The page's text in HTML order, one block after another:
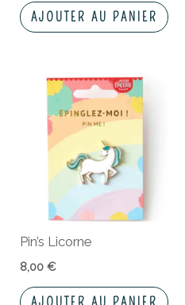
AJOUTER AU PANIER
Pin’s Licorne
8,00€